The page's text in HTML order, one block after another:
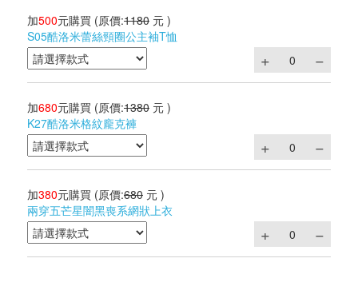
加500元購買 (原價:1180 元 )
S05酷洛米蕾絲頸圈公主袖T恤
加680元購買 (原價:1380 元 )
K27酷洛米格紋龐克褲
加380元購買 (原價:680 元 )
兩穿五芒星闇黑喪系網狀上衣